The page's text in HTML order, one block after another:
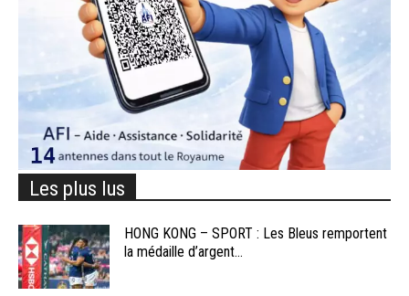
Les plus lus
HONG KONG – SPORT : Les Bleus remportent
la médaille d’argent...